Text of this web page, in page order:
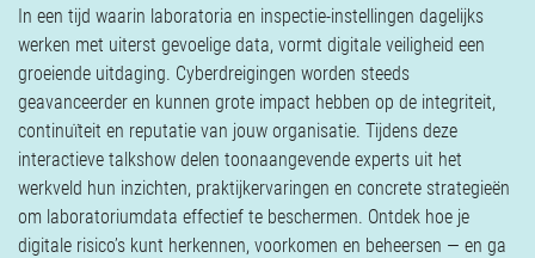
In een tijd waarin laboratoria en inspectie-instellingen dagelijks
werken met uiterst gevoelige data, vormt digitale veiligheid een
groeiende uitdaging. Cyberdreigingen worden steeds
geavanceerder en kunnen grote impact hebben op de integriteit,
continuïteit en reputatie van jouw organisatie. Tijdens deze
interactieve talkshow delen toonaangevende experts uit het
werkveld hun inzichten, praktijkervaringen en concrete strategieën
om laboratoriumdata effectief te beschermen. Ontdek hoe je
digitale risico’s kunt herkennen, voorkomen en beheersen — en ga